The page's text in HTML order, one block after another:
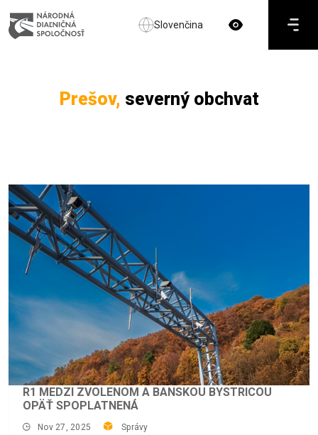
Slovenčina
Prešov, severný obchvat
R1 MEDZI ZVOLENOM A BANSKOU BYSTRICOU
OPÄŤ SPOPLATNENÁ
Nov 27, 2025 Správy